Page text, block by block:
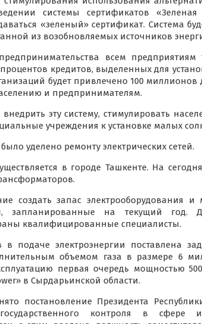
системы сертификатов
«зеленый» сертификат. Система
из возобновляемых источников
всем предприятиям
кредитов, выделенных для
будет привлечено 100 миллионов
и предпринимателям.
эту систему, стимулировать
учреждения к установке малых
уделено ремонту электрических сетей.
в городе Ташкенте. На
создать запас электрооборудования и
запланированные на текущий год.
квалифицированные специалисты.
подаче электроэнергии поставлена
объемом газа в размере 6
первая очередь мощностью 500
в Сырдарьинской области.
постановление Президента
контроля в сфере